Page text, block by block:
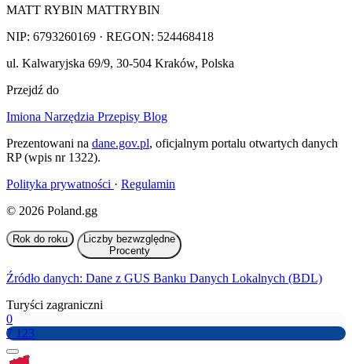
MATT RYBIN MATTRYBIN
NIP: 6793260169 · REGON: 524468418
ul. Kalwaryjska 69/9, 30-504 Kraków, Polska
Przejdź do
Imiona Narzędzia Przepisy Blog
Prezentowani na dane.gov.pl, oficjalnym portalu otwartych danych
RP (wpis nr 1322).
Polityka prywatności · Regulamin
© 2026 Poland.gg
Rok do roku
Liczby bezwzględne
Procenty
Źródło danych: Dane z GUS Banku Danych Lokalnych (BDL)
Turyści zagraniczni
0
7 123